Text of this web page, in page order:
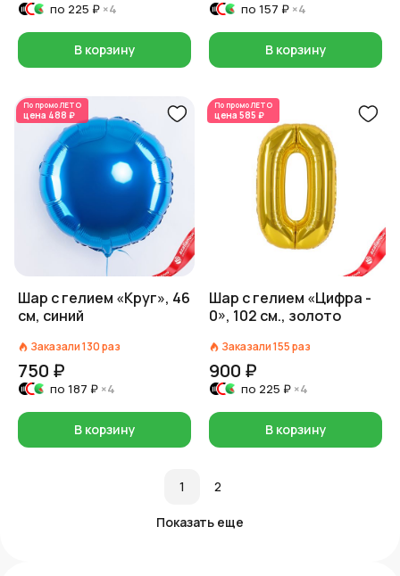
по 225 ₽ ×4
В корзину
по 157 ₽ ×4
В корзину
По промоЛЕТО
цена 488 ₽
Шар с гелием «Круг», 46
см, синий
Заказали130раз
750 ₽
по 187 ₽ ×4
В корзину
По промоЛЕТО
цена 585 ₽
Шар с гелием «Цифра -
0», 102 см., золото
Заказали155раз
900 ₽
по 225 ₽ ×4
В корзину
1 2
Показать еще